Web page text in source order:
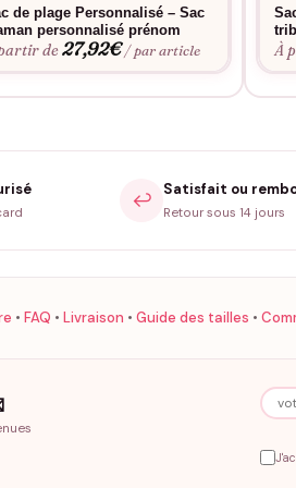
floqué un par un dans notre atelier
journées de maman.
Foire aux questions
Le flocage tient-il
sèche-linge ni adoucissant.
sauge, marine intense, camel
de plage Personnalisé – Sac
personnalisé prénom
de27,92€ / par article À
↩️ Satisfait ou
Retour sous 14 jours
• FAQ • Livraison • Guide des tailles •